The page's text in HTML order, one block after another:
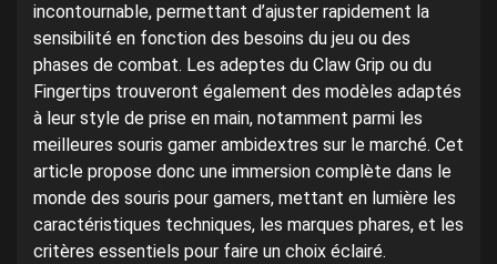
incontournable, permettant d’ajuster rapidement la
sensibilité en fonction des besoins du jeu ou des
phases de combat. Les adeptes du Claw Grip ou du
Fingertips trouveront également des modèles adaptés
à leur style de prise en main, notamment parmi les
meilleures souris gamer ambidextres sur le marché. Cet
article propose donc une immersion complète dans le
monde des souris pour gamers, mettant en lumière les
caractéristiques techniques, les marques phares, et les
critères essentiels pour faire un choix éclairé.